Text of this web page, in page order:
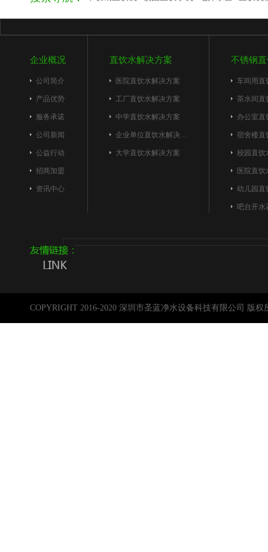
企业概况
公司简介
产品优势
服务承诺
公司新闻
公益行动
招商加盟
资讯中心
直饮水解决方案
医院直饮水解决方案
工厂直饮水解决方案
中学直饮水解决方案
企业单位直饮水解决…
大学直饮水解决方案
不锈钢
车间用直
茶水间直
办公室直
宿舍楼直
校园直饮
医院直饮
幼儿园直
吧台开水
COPYRIGHT 2016-2020 深圳市圣蓝净水设备科技有限公司 版